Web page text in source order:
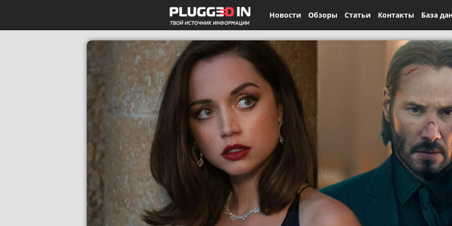
Новости Обзоры Статьи Контакты База